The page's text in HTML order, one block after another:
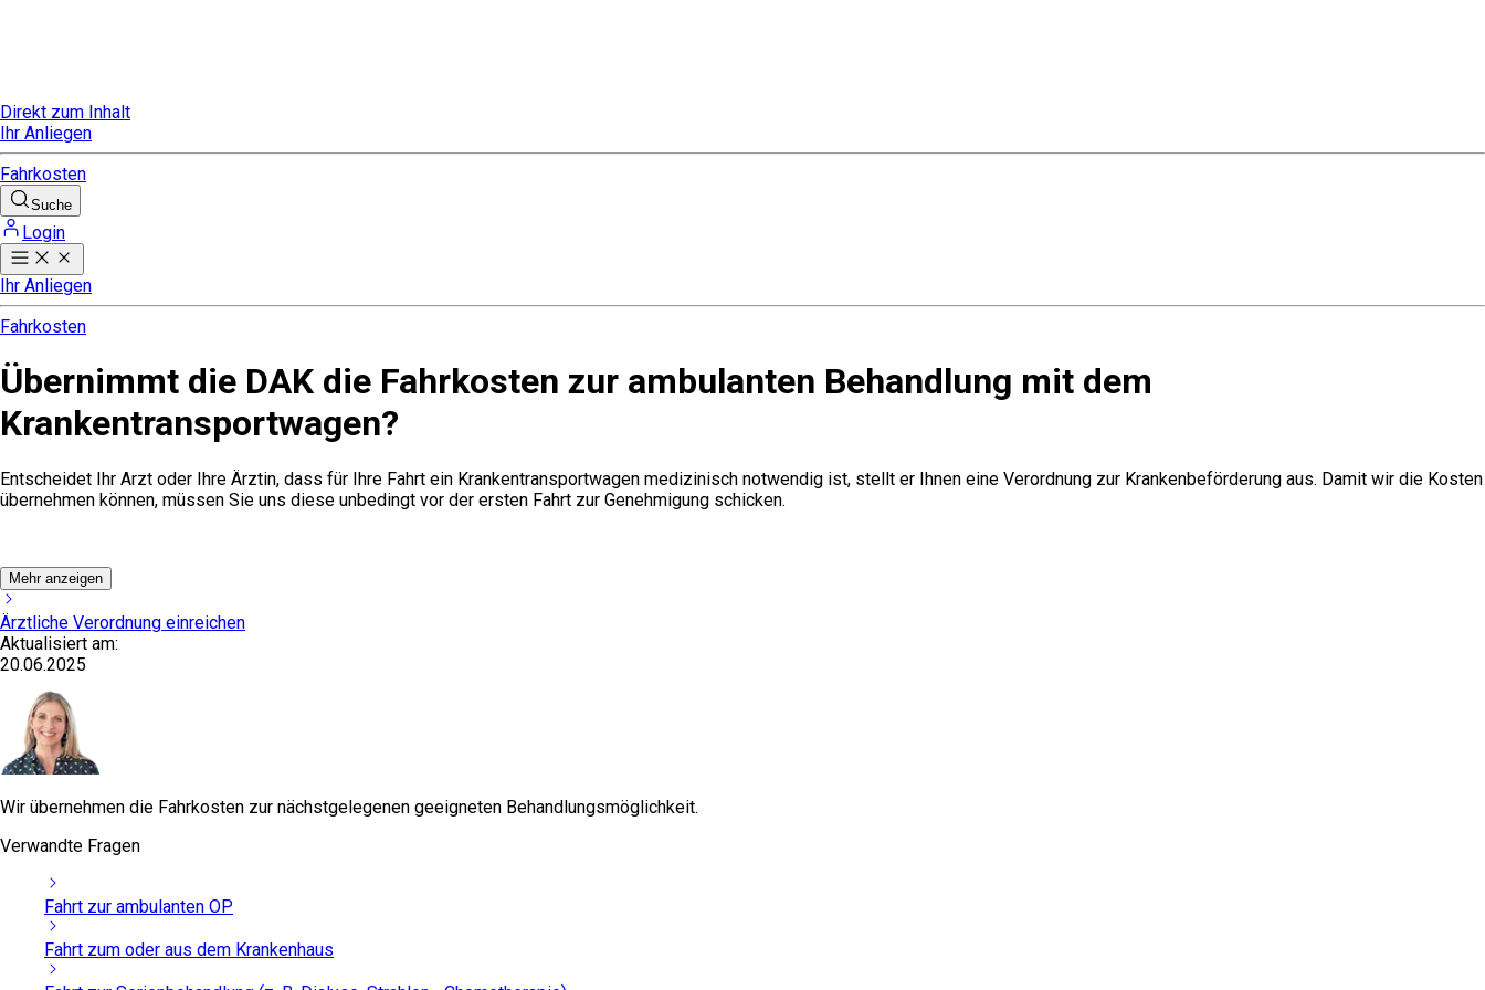
Direkt zum Inhalt
Ihr Anliegen
Fahrkosten
Suche
Login
Ihr Anliegen
Fahrkosten
Übernimmt die DAK die Fahrkosten zur ambulanten Behandlung mit dem
Krankentransportwagen?
Entscheidet Ihr Arzt oder Ihre Ärztin, dass für Ihre Fahrt ein Krankentransportwagen medizinisch notwendig ist, stellt er Ihnen eine Verordnung zur Krankenbeförderung aus. Damit wir die Kosten
übernehmen können, müssen Sie uns diese unbedingt vor der ersten Fahrt zur Genehmigung schicken.
Mehr anzeigen
Ärztliche Verordnung einreichen
Aktualisiert am:
20.06.2025
Wir übernehmen die Fahrkosten zur nächstgelegenen geeigneten Behandlungsmöglichkeit.
Verwandte Fragen
Fahrt zur ambulanten OP
Fahrt zum oder aus dem Krankenhaus